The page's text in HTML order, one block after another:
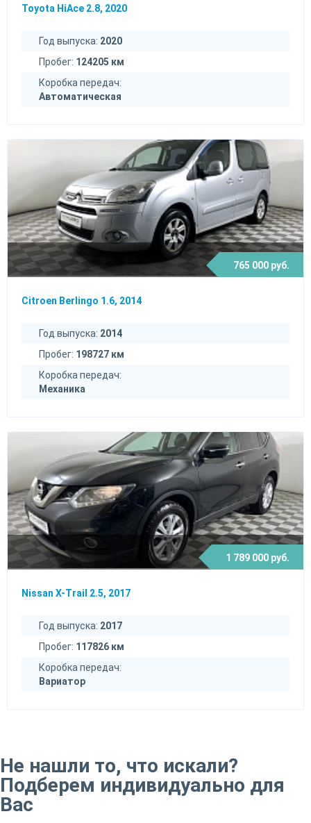
Toyota HiAce 2.8, 2020
Год выпуска: 2020
Пробег: 124205 км
Коробка передач:
Автоматическая
765 000 руб.
Citroen Berlingo 1.6, 2014
Год выпуска: 2014
Пробег: 198727 км
Коробка передач:
Механика
1 789 000 руб.
Nissan X-Trail 2.5, 2017
Год выпуска: 2017
Пробег: 117826 км
Коробка передач:
Вариатор
Не нашли то, что искали?
Подберем индивидуально для
Вас